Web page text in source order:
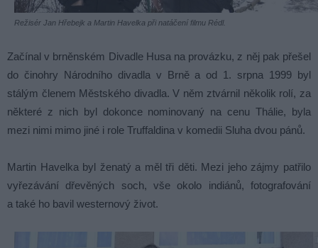
Režisér Jan Hřebejk a Martin Havelka při natáčení filmu Rédl.
Začínal v brněnském Divadle Husa na provázku, z něj pak přešel
do činohry Národního divadla v Brně a od 1. srpna 1999 byl
stálým členem Městského divadla. V něm ztvárnil několik rolí, za
některé z nich byl dokonce nominovaný na cenu Thálie, byla
mezi nimi mimo jiné i role Truffaldina v komedii Sluha dvou pánů.
Martin Havelka byl ženatý a měl tři děti. Mezi jeho zájmy patřilo
vyřezávání dřevěných soch, vše okolo indiánů, fotografování
a také ho bavil westernový život.